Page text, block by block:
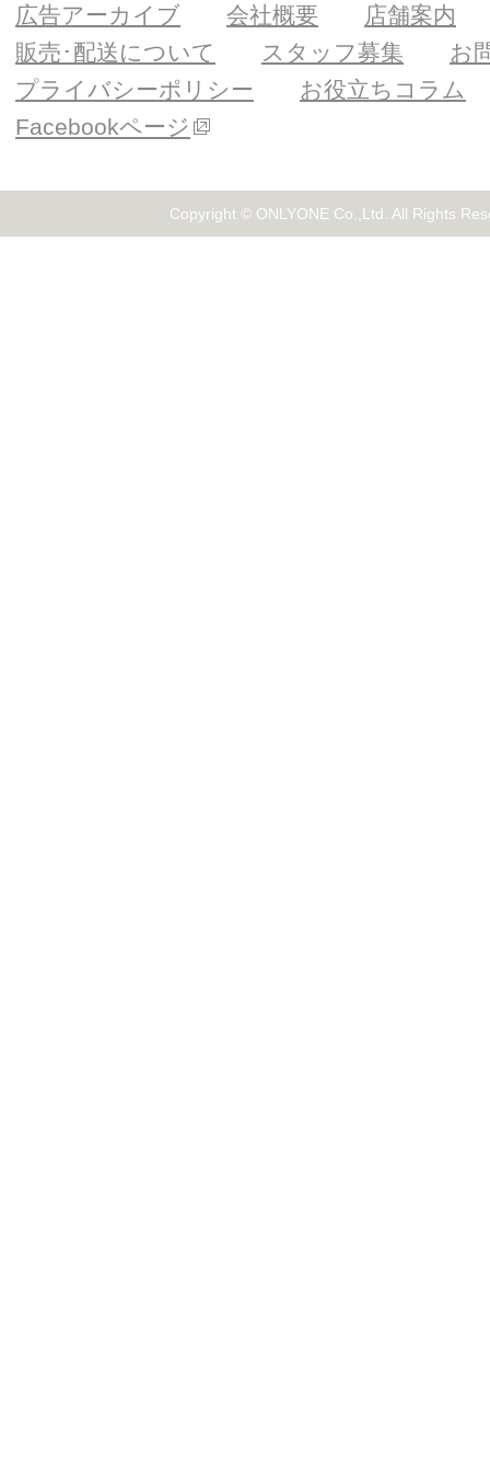
広告アーカイブ
会社概要
店舗案内
販売･配送について
スタッフ募集
お
プライバシーポリシー
お役立ちコラム
Facebookページ
Copyright © ONLYONE Co.,Ltd. All Rights